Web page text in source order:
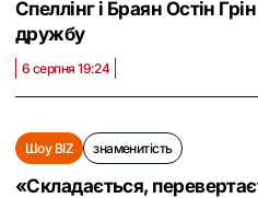
Спеллінг і Браян Остін
дружбу
6 серпня 19:24
Шоу BIZ знаменитість
«Складається,